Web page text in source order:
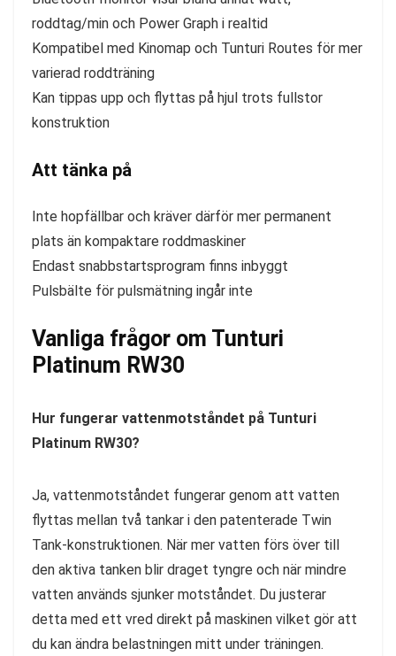
roddtag/min och Power Graph i realtid
Kompatibel med Kinomap och Tunturi Routes för mer
varierad roddträning
Kan tippas upp och flyttas på hjul trots fullstor
konstruktion
Att tänka på
Inte hopfällbar och kräver därför mer permanent
plats än kompaktare roddmaskiner
Endast snabbstartsprogram finns inbyggt
Pulsbälte för pulsmätning ingår inte
Vanliga frågor om Tunturi
Platinum RW30
Hur fungerar vattenmotståndet på Tunturi
Platinum RW30?
Ja, vattenmotståndet fungerar genom att vatten
flyttas mellan två tankar i den patenterade Twin
Tank-konstruktionen. När mer vatten förs över till
den aktiva tanken blir draget tyngre och när mindre
vatten används sjunker motståndet. Du justerar
detta med ett vred direkt på maskinen vilket gör att
du kan ändra belastningen mitt under träningen.